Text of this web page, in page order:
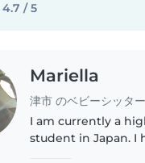
4.7 / 5
Mariella
津市 のベビーシッター
I am currently a
student in Japan. I